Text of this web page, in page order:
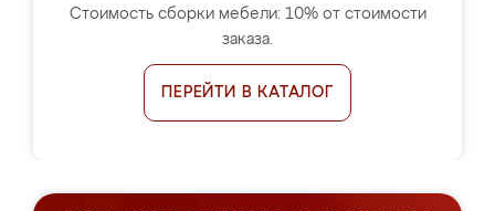
Стоимость сборки мебели: 10% от стоимости
заказа.
ПЕРЕЙТИ В КАТАЛОГ